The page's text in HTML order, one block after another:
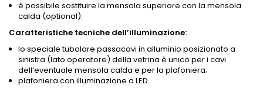
è possibile sostituire la mensola superiore con la mensola
calda (optional).
Caratteristiche tecniche dell’illuminazione:
lo speciale tubolare passacavi in alluminio posizionato a
sinistra (lato operatore) della vetrina è unico per i cavi
dell’eventuale mensola calda e per la plafoniera;
plafoniera con illuminazione a LED.